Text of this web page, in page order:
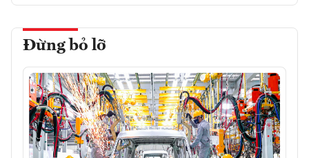
Đừng bỏ lỡ